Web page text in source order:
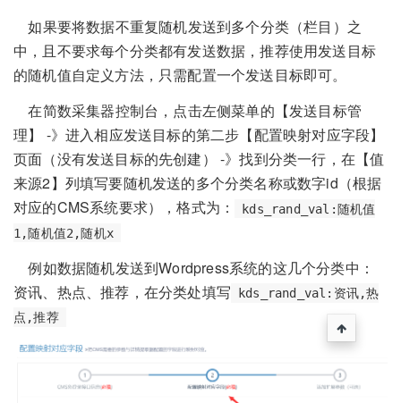
如果要将数据不重复随机发送到多个分类（栏目）之
中，且不要求每个分类都有发送数据，推荐使用发送目标
的随机值自定义方法，只需配置一个发送目标即可。
在简数采集器控制台，点击左侧菜单的【发送目标管
理】 -》进入相应发送目标的第二步【配置映射对应字段】
页面（没有发送目标的先创建） -》找到分类一行，在【值
来源2】列填写要随机发送的多个分类名称或数字id（根据
对应的CMS系统要求），格式为：
kds_rand_val:随机值
1,随机值2,随机x
例如数据随机发送到Wordpress系统的这几个分类中：
资讯、热点、推荐，在分类处填写
kds_rand_val:资讯,热
点,推荐